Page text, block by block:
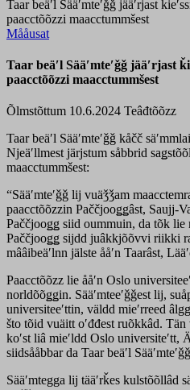
Taar beäʹl Sääʹmteʹǧǧ jääʹrjast
paacctõõzzi maacctummšest
Mååusat
Taar beäʹl Sääʹmteʹǧǧ jääʹrjast
paacctõõzzi maacctummšest
Õlmstõttum 10.6.2024 Teâđtõõzz
Taar beäʹl Sääʹmteʹǧǧ kåčč
Njeäʹllmest järjstum såbbrid
maacctummšest:
“Sääʹmteʹǧǧ lij vuäǯǯam
paacctõõzzin Paččjooǥǥâst, Saujj-
Paččjooǥǥ siid oummuin, da tõk lie
Paččjooǥǥ sijdd juâkkjõõvvi riikki
mââibeäʹlnn jälste ååʹn Taarâst,
Paacctõõzz lie ååʹn Oslo
norldõõǥǥin. Sääʹmteeʹǧǧest lij,
universiteeʹttin, väldd mieʹrreed
što tõid vuäitt oʹđđest ruõkkâd.
koʹst liâ mieʹldd Oslo universiteʹtt,
siidsååbbar da Taar beäʹl
Sääʹmtegga lij tääʹrǩes kulstõõllâd